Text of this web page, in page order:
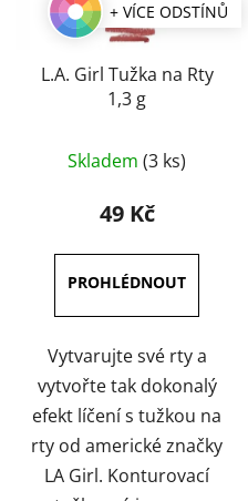
+ VÍCE ODSTÍNŮ
L.A. Girl Tužka na Rty
1,3 g
hodnocení
produktu
5,0
z
5
hvězdiček.
Skladem (3 ks)
49 Kč
Vytvarujte své rty a
vytvořte tak dokonalý
efekt líčení s tužkou na
rty od americké značky
LA Girl. Konturovací